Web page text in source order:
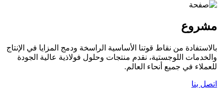
مشروع
بالاستفادة من نقاط قوتنا الأساسية الراسخة ودمج المزايا في الإنتاج
والخدمات اللوجستية، نقدم منتجات وحلول فولاذية عالية الجودة
للعملاء في جميع أنحاء العالم.
اتصل بنا